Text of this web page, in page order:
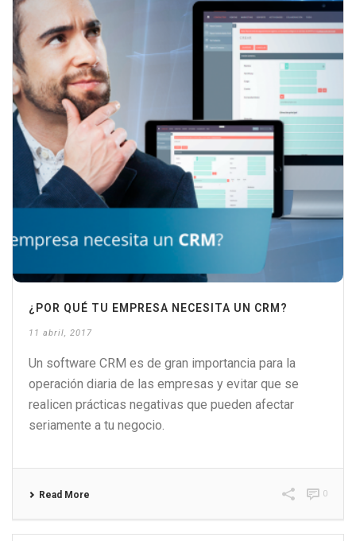
¿POR QUÉ TU EMPRESA NECESITA UN CRM?
11 abril, 2017
Un software CRM es de gran importancia para la
operación diaria de las empresas y evitar que se
realicen prácticas negativas que pueden afectar
seriamente a tu negocio.
Read More 0